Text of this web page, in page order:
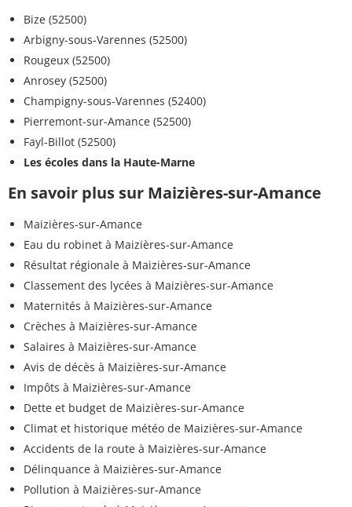
Bize (52500)
Arbigny-sous-Varennes (52500)
Rougeux (52500)
Anrosey (52500)
Champigny-sous-Varennes (52400)
Pierremont-sur-Amance (52500)
Fayl-Billot (52500)
Les écoles dans la Haute-Marne
En savoir plus sur Maizières-sur-Amance
Maizières-sur-Amance
Eau du robinet à Maizières-sur-Amance
Résultat régionale à Maizières-sur-Amance
Classement des lycées à Maizières-sur-Amance
Maternités à Maizières-sur-Amance
Crèches à Maizières-sur-Amance
Salaires à Maizières-sur-Amance
Avis de décès à Maizières-sur-Amance
Impôts à Maizières-sur-Amance
Dette et budget de Maizières-sur-Amance
Climat et historique météo de Maizières-sur-Amance
Accidents de la route à Maizières-sur-Amance
Délinquance à Maizières-sur-Amance
Pollution à Maizières-sur-Amance